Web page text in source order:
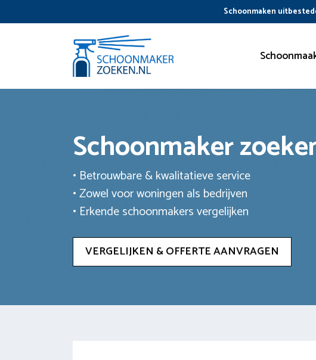
naar
Schoonmaken
Schoonmaker
• Betrouwbare & kwalitatieve service
• Zowel voor woningen als bedrijven
• Erkende schoonmakers vergelijken
VERGELIJKEN & OFFERTE AANVRAGEN